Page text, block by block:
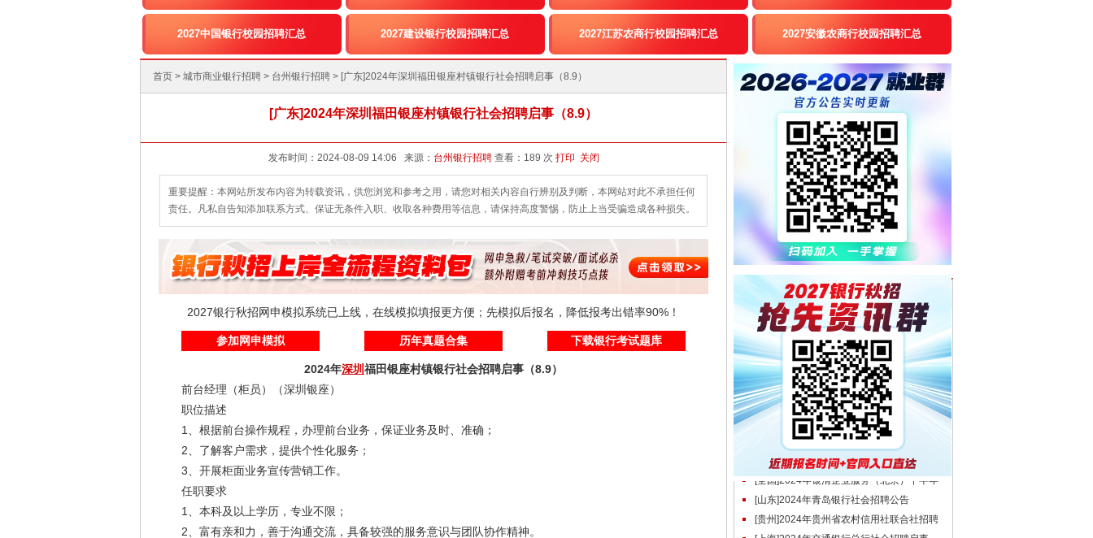
2027中国银行校园招聘汇总 2027建设银行校园招聘汇总 2027江苏农商行校园招聘汇总 2027安徽农商行校园招聘汇总
首页 > 城市商业银行招聘 > 台州银行招聘 > [广东]2024年深圳福田银座村镇银行社会招聘启事（8.9）
[广东]2024年深圳福田银座村镇银行社会招聘启事（8.9）
发布时间：2024-08-09 14:06 来源： 台州银行招聘 查看： 189 次 打印 关闭
重要提醒：本网站所发布内容为转载资讯，供您浏览和参考之用，请您对相关内容自行辨别及判断，本网站对此不承担任何
责任。凡私自告知添加联系方式、保证无条件入职、收取各种费用等信息，请保持高度警惕，防止上当受骗造成各种损失。
2027银行秋招网申模拟系统已上线，在线模拟填报更方便；先模拟后报名，降低报考出错率90%！
参加网申模拟 历年真题合集 下载银行考试题库
2024年深圳 福田银座村镇银行社会招聘启事（8.9）
前台经理（柜员）（深圳银座）
职位描述
1、根据前台操作规程，办理前台业务，保证业务及时、准确；
2、了解客户需求，提供个性化服务；
3、开展柜面业务宣传营销工作。
任职要求
1、本科及以上学历，专业不限；
2、富有亲和力，善于沟通交流，具备较强的服务意识与团队协作精神。
网友们正在看的信息
[广东/浙江/四川]2025年招商银行招银网络科
技全球校园招聘公告
2024年贵州省各市农村商业银行校园招聘公
告汇总
[贵州]2024年贵州省农村信用社招聘员工简
章 [四川]2024年成都农商银行下半年社会招聘
公告[上海]2025年招商银行招银金融租赁秋季校
园招聘公告
[四川]2024年宜宾市商业银行校园招聘公告
[浙江]2024年景宁农商银行秋季招聘公告
[安徽]2024年安徽省农村信用社联合社金融
科技人员常态化招聘公告
[全国]2024年银清企业服务（北京）下半年
招聘公告
[山东]2024年青岛银行社会招聘公告
（7.27）
[贵州]2024年贵州省农村信用社联合社招聘